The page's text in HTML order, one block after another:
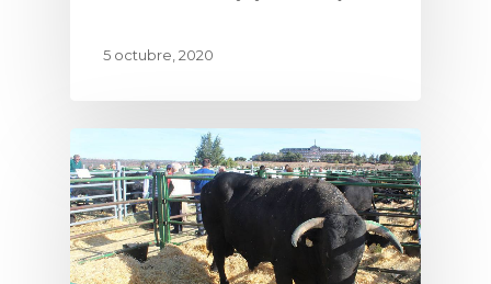
5 octubre, 2020